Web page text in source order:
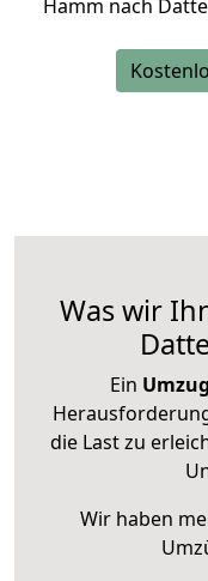
Hamm nach
Was wir
Ein Umzug
die Last zu
Wir haben